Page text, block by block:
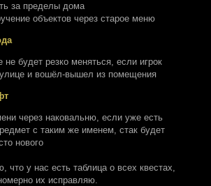
за пределы дома
объектов через старое меню
будет резко меняться, если игрок
улице и вошёл-вышел из помещения
через наковальню, если уже есть
с таким же именем, стак будет
нового
что у нас есть таблица о всех квестах,
их исправляю.